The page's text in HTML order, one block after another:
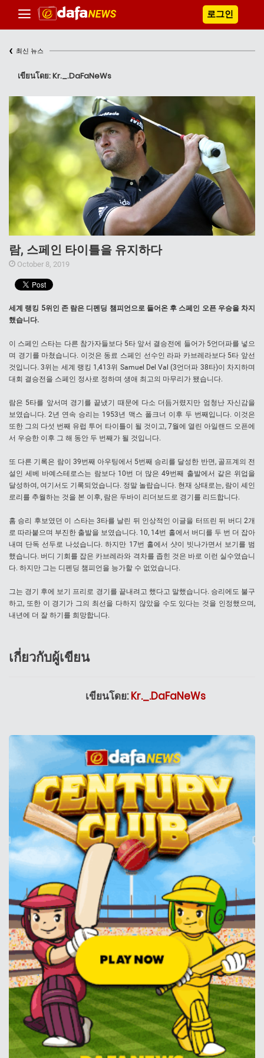
로그인
‹ 최신 뉴스
เขียนโดย: Kr._.DaFaNeWs
람, 스페인 타이틀을 유지하다
October 8, 2019
세계 랭킹 5위인 존 람은 디펜딩 챔피언으로 들어온 후 스페인 오픈 우승을 차지
했습니다.
이 스페인 스타는 다른 참가자들보다 5타 앞서 결승전에 들어가 5언더파를 넣으
며 경기를 마쳤습니다. 이것은 동료 스페인 선수인 라파 카브레라보다 5타 앞선
것입니다. 3위는 세계 랭킹 1,413위 Samuel Del Val (3언더파 38타)이 차지하며
대회 결승전을 스페인 정사로 정하며 생애 최고의 마무리가 됐습니다.
람은 5타를 앞서며 경기를 끝냈기 때문에 다소 더듬거렸지만 엄청난 자신감을
보였습니다. 2년 연속 승리는 1953년 맥스 폴크너 이후 두 번째입니다. 이것은
또한 그의 다섯 번째 유럽 투어 타이틀이 될 것이고, 7월에 열린 아일랜드 오픈에
서 우승한 이후 그 해 동안 두 번째가 될 것입니다.
또 다른 기록은 람이 39번째 아우팅에서 5번째 승리를 달성한 반면, 골프계의 전
설인 세베 바예스테로스는 람보다 10번 더 많은 49번째 출발에서 같은 위업을
달성하여, 여기서도 기록되었습니다. 정말 놀랍습니다. 현재 상태로는, 람이 셰인
로리를 추월하는 것을 본 이후, 람은 두바이 리더보드로 경기를 리드합니다.
홈 승리 후보였던 이 스타는 3타를 날린 뒤 인상적인 이글을 터뜨린 뒤 버디 2개
로 따라붙으며 부진한 출발을 보였습니다. 10, 14번 홀에서 버디를 두 번 더 잡아
내며 단독 선두로 나섰습니다. 하지만 17번 홀에서 샷이 빗나가면서 보기를 범
했습니다. 버디 기회를 잡은 카브레라와 격차를 좁힌 것은 바로 이런 실수였습니
다. 하지만 그는 디펜딩 챔피언을 능가할 수 없었습니다.
그는 경기 후에 보기 프리로 경기를 끝내려고 했다고 말했습니다. 승리에도 불구
하고, 또한 이 경기가 그의 최선을 다하지 않았을 수도 있다는 것을 인정했으며,
내년에 더 잘 하기를 희망합니다.
เกี่ยวกับผู้เขียน
เขียนโดย:Kr._.DaFaNeWs